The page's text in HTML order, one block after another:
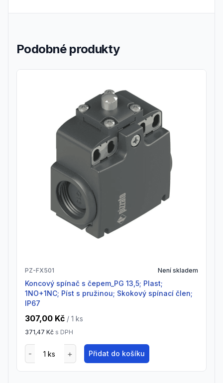
Podobné produkty
PZ-FX501 Není skladem
Koncový spínač s čepem_PG 13,5; Plast;
1NO+1NC; Píst s pružinou; Skokový spínací člen;
IP67
307,00 Kč / 1 ks
371,47 Kč s DPH
Přidat do košíku